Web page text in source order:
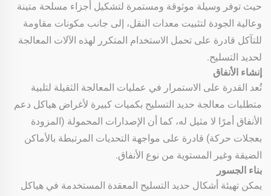
حيث توفر وسيلة موثوقة ومستمرة لتشكيل أجزاء مسلحة متينة
وعالية الجودة لتثبيت معدات النقل، إلى جانب مكونات مقاومة
للتآكل قادرة على تحمل الاستخدام المتكرر لهذه الآلات المعالجة
لحديد التسليح.
إنشاء الأنفاق
تُعد القدرة على الاستمرار في عمليات المعالجة الثقيلة لتلبية
متطلبات معالجة حديد التسليح بكميات كبيرة لأغراض هياكل دعم
الأنفاق أمرًا لا مثيل له، كما أن الإصدارات المحمولة (المزودة
بعجلات حركة) قادرة على مواجهة التحديات المرتبطة بالأماكن
الضيقة وغير المستوية من نوع الأنفاق.
بناء الجسور
يمكن تهيئة أشكال حديد التسليح المعقدة المستخدمة في هياكل